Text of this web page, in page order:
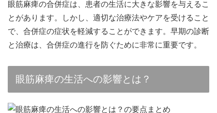
眼筋麻痺の合併症は、患者の生活に大きな影響を与えるこ
とがあります。しかし、適切な治療法やケアを受けること
で、合併症の症状を軽減することができます。早期の診断
と治療は、合併症の進行を防ぐために非常に重要です。
眼筋麻痺の生活への影響とは？